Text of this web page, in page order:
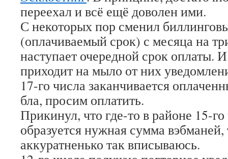
переехал и всё ещё доволен ими.
С некоторых пор сменил
(оплачиваемый срок) с месяца на
наступает очередной срок оплаты.
приходит на мыло от них
17-го числа заканчивается
бла, просим оплатить.
Прикинул, что где-то в районе 15-
образуется нужная сумма вэбманей,
аккуратненько так вписываюсь.